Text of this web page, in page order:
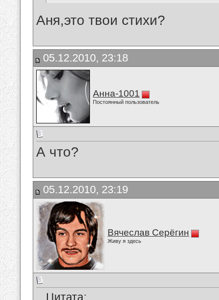
Аня,это твои стихи?
05.12.2010, 23:18
Анна-1001
Постоянный пользователь
А что?
05.12.2010, 23:19
Вячеслав Серёгин
Живу я здесь
Цитата: